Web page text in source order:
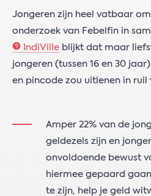
Jongeren zijn heel vatbaar om
onderzoek van Febelfin in
IndiVille blijkt dat maar
jongeren (tussen 16 en 30
en pincode zou uitlenen in ruil
Amper 22% van de
geldezels zijn en
onvoldoende bewust
hiermee gepaard
te zijn, help je geld